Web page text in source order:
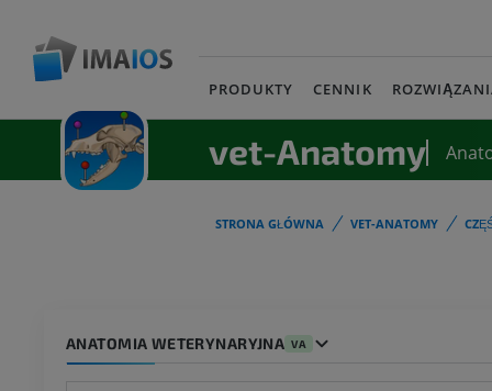
PRODUKTY CENNIK
vet-Anatomy
STRONA GŁÓWNA VET-ANATOMY
ANATOMIA WETERYNARYJNA VA